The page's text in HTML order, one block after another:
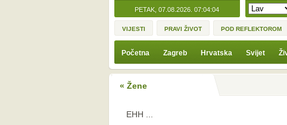
PETAK, 07.08.2026. 07:04:04
VIJESTI PRAVI ŽIVOT POD REFLEKTOROM
Početna Zagreb Hrvatska Svijet
« Žene
EHH ...